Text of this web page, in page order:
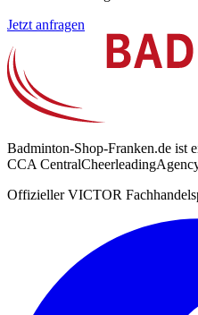
Jetzt anfragen
Badminton-Shop-Franken.de ist
CCA
Offizieller VICTOR